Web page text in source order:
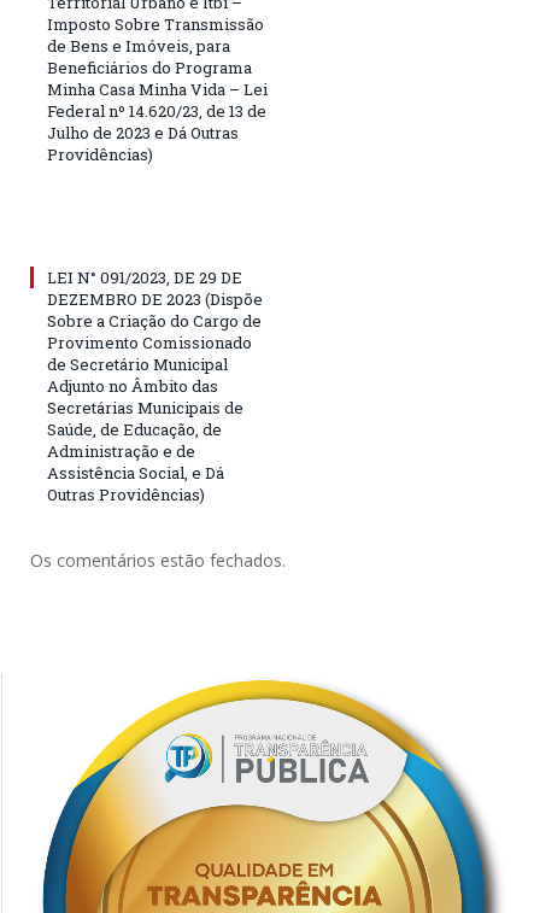
Imposto Sobre Transmissão
de Bens e Imóveis, para
Beneficiários do Programa
Minha Casa Minha Vida – Lei
Federal nº 14.620/23, de 13 de
Julho de 2023 e Dá Outras
Providências)
LEI N° 091/2023, DE 29 DE
DEZEMBRO DE 2023 (Dispõe
Sobre a Criação do Cargo de
Provimento Comissionado
de Secretário Municipal
Adjunto no Âmbito das
Secretárias Municipais de
Saúde, de Educação, de
Administração e de
Assistência Social, e Dá
Outras Providências)
Os comentários estão fechados.